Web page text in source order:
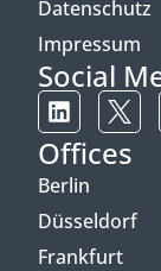
Datenschutz
Impressum
Social
Offices
Berlin
Düsseldorf
Frankfurt